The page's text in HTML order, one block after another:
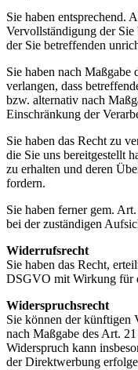
Sie haben entsprechend.
Vervollständigung der
der Sie betreffenden
Sie haben nach
verlangen, dass
bzw. alternativ nach
Einschränkung der
Sie haben das Recht zu
die Sie uns bereitgestellt
zu erhalten und deren
fordern.
Sie haben ferner gem.
bei der zuständigen
Widerrufsrecht
Sie haben das Recht,
DSGVO mit Wirkung für
Widerspruchsrecht
Sie können der künftigen
nach Maßgabe des Art.
Widerspruch kann
der Direktwerbung